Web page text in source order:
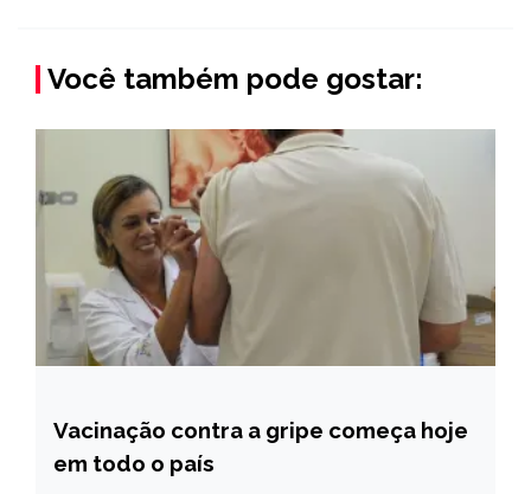
Você também pode gostar:
BRASIL
NOTÍCIAS
Vacinação contra a gripe começa hoje
em todo o país